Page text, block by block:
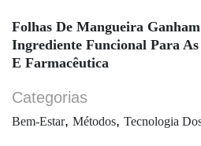
Folhas De Mangueira
Ingrediente Funcional Para
E Farmacêutica
Categorias
Bem-Estar, Métodos, Tecnologia